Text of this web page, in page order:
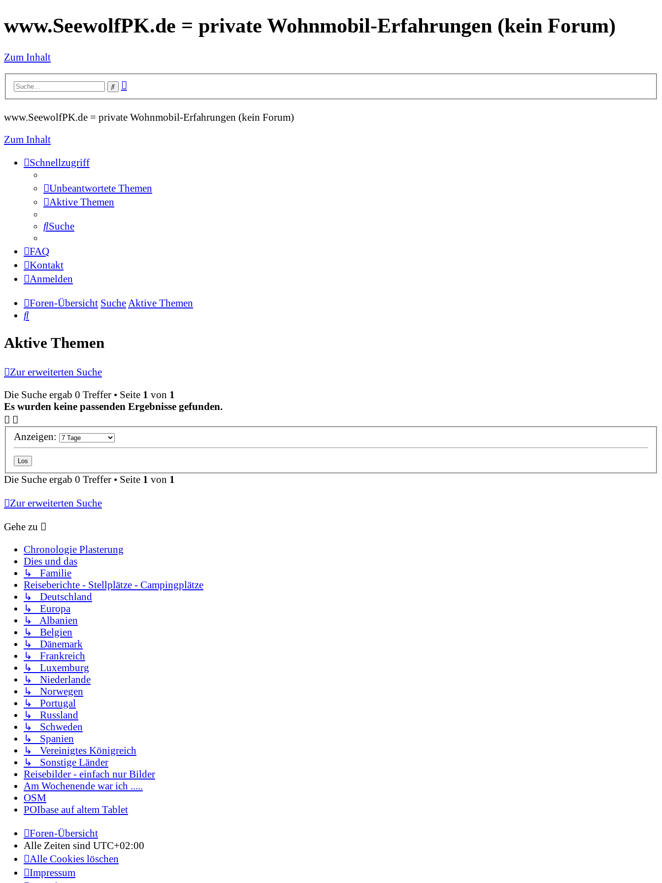
www.SeewolfPK.de = private Wohnmobil-Erfahrungen (kein Forum)
Zum Inhalt
SucheErweiterte
www.SeewolfPK.de = private Wohnmobil-Erfahrungen (kein Forum)
Zum Inhalt
Schnellzugriff
Unbeantwortete Themen
Aktive Themen
Suche
FAQ
Kontakt
Anmelden
Foren-Übersicht Suche Aktive Themen
Aktive Themen
Zur erweiterten Suche
Die Suche ergab 0 Treffer • Seite 1 von 1
Es wurden keine passenden Ergebnisse gefunden.
Anzeigen:
Die Suche ergab 0 Treffer • Seite 1 von 1
Zur erweiterten Suche
Gehe zu
Chronologie Plasterung
Dies und das
↳ Familie
Reiseberichte - Stellplätze - Campingplätze
↳ Deutschland
↳ Europa
↳ Albanien
↳ Belgien
↳ Dänemark
↳ Frankreich
↳ Luxemburg
↳ Niederlande
↳ Norwegen
↳ Portugal
↳ Russland
↳ Schweden
↳ Spanien
↳ Vereinigtes Königreich
↳ Sonstige Länder
Reisebilder - einfach nur Bilder
Am Wochenende war ich .....
OSM
POIbase auf altem Tablet
Foren-Übersicht
Alle Zeiten sind UTC+02:00
Alle Cookies löschen
Impressum